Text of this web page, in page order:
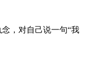
，对自己说一句“我